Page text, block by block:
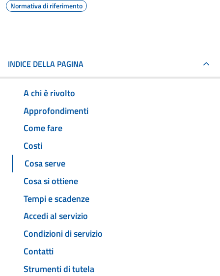
Normativa di riferimento
INDICE DELLA PAGINA
A chi è rivolto
Approfondimenti
Come fare
Costi
Cosa serve
Cosa si ottiene
Tempi e scadenze
Accedi al servizio
Condizioni di servizio
Contatti
Strumenti di tutela